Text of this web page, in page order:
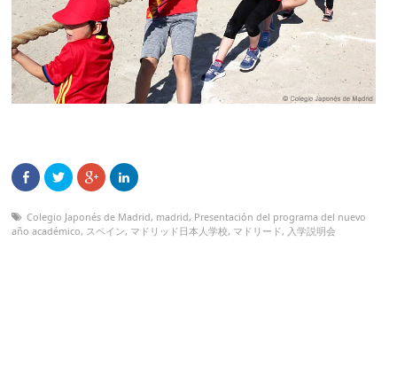
Colegio Japonés de Madrid, madrid, Presentación del programa del nuevo
año académico, スペイン, マドリッド日本人学校, マドリード, 入学説明会